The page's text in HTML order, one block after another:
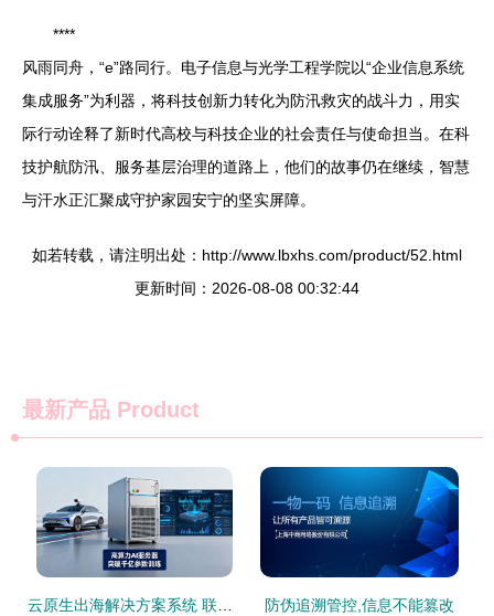
****
风雨同舟，“e”路同行。电子信息与光学工程学院以“企业信息系统
集成服务”为利器，将科技创新力转化为防汛救灾的战斗力，用实
际行动诠释了新时代高校与科技企业的社会责任与使命担当。在科
技护航防汛、服务基层治理的道路上，他们的故事仍在继续，智慧
与汗水正汇聚成守护家园安宁的坚实屏障。
如若转载，请注明出处：http://www.lbxhs.com/product/52.html
更新时间：2026-08-08 00:32:44
最新产品 Product
云原生出海解决方案系统 联杰易达助力企业打破增长瓶颈 防伪追溯管控,信息不能篡改